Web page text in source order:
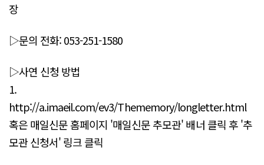
장
▷문의 전화: 053-251-1580
▷사연 신청 방법
1.
http://a.imaeil.com/ev3/Thememory/longletter.html
혹은 매일신문 홈페이지 '매일신문 추모관' 배너 클릭 후 '추
모관 신청서' 링크 클릭